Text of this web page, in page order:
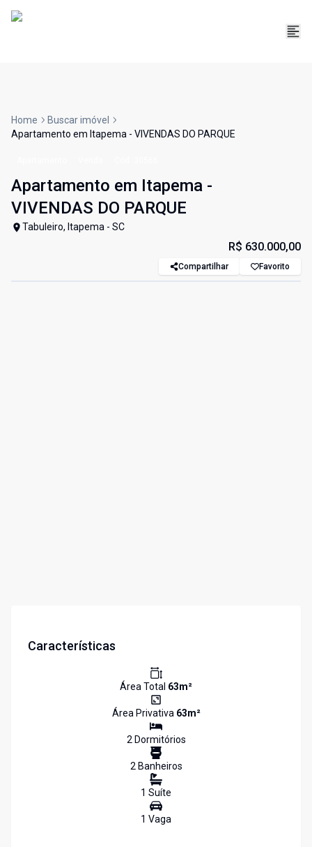
Home
Buscar imóvel
Apartamento em Itapema - VIVENDAS DO PARQUE
Apartamento em Itapema -
VIVENDAS DO PARQUE
Tabuleiro, Itapema - SC
R$ 630.000,00
Compartilhar Favorito
Características
Área Total 63m²
Área Privativa 63m²
2Dormitórios
2Banheiros
1 Suíte
1 Vaga